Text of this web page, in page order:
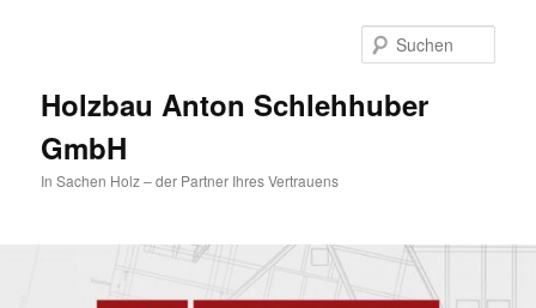
Holzbau Anton Schlehhuber
GmbH
In Sachen Holz – der Partner Ihres Vertrauens